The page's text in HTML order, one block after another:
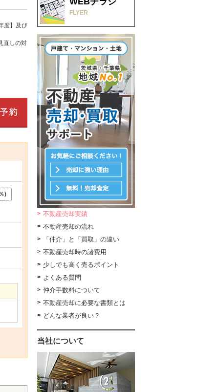
度】及び
直しの対
)
FLYER
不動産売却実績
不動産売却の流れ
「仲介」と「買取」の違い
不動産売却時の諸費用
少しでも高く売るポイント
よくある質問
仲介手数料について
不動産売却に必要な書類とは
どんな業者が良い？
当社について